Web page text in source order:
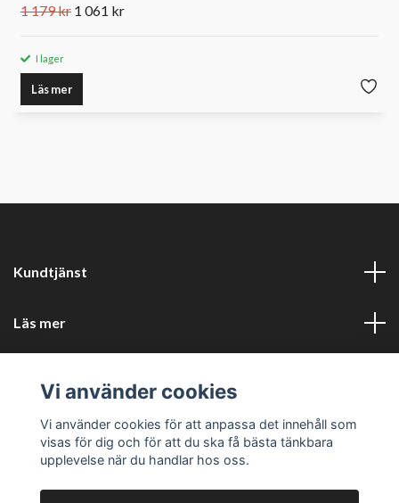
1 179 kr 1 061 kr
I lager
Läs mer
Kundtjänst
Läs mer
Företagsuppgifter
Vi använder cookies
Vi använder cookies för att anpassa det innehåll som
visas för dig och för att du ska få bästa tänkbara
upplevelse när du handlar hos oss.